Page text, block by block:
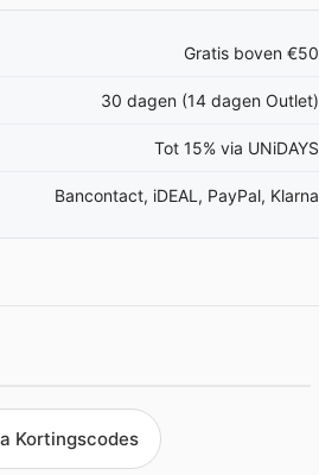
Gratis boven €50
30 dagen (14 dagen Outlet)
Tot 15% via UNiDAYS
Bancontact, iDEAL, PayPal, Klarna
Kortingscodes